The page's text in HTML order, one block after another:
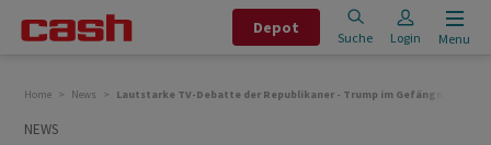
Depot
Suche Login Menu
Home News Lautstarke TV-Debatte der Republikaner - Trump im Gefängnis
NEWS